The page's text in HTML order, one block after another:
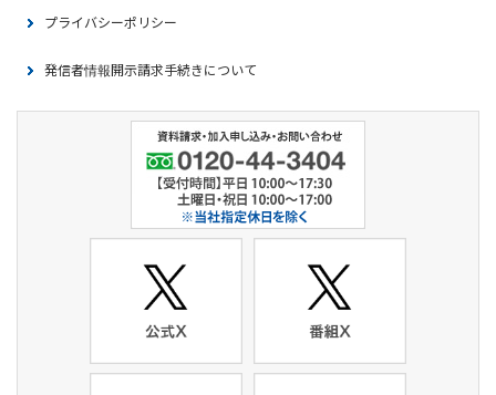
プライバシーポリシー
発信者情報開示請求手続きについて